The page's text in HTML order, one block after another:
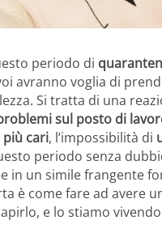
periodo di
avranno voglia di
Si tratta di una
sul posto di
cari, l’impossibilità di
periodo senza
in un simile frangente
è come fare ad avere
e lo stiamo